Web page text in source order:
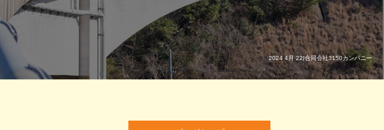
2024 4月 22|合同会社3150カンパニー